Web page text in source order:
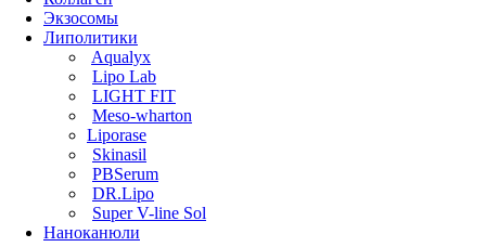
Экзосомы
Липолитики
Aqualyx
Lipo Lab
LIGHT FIT
Meso-wharton
Liporase
Skinasil
PBSerum
DR.Lipo
Super V-line Sol
Наноканюли